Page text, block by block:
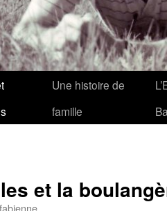
Une histoire de
famille
et la
fabienne